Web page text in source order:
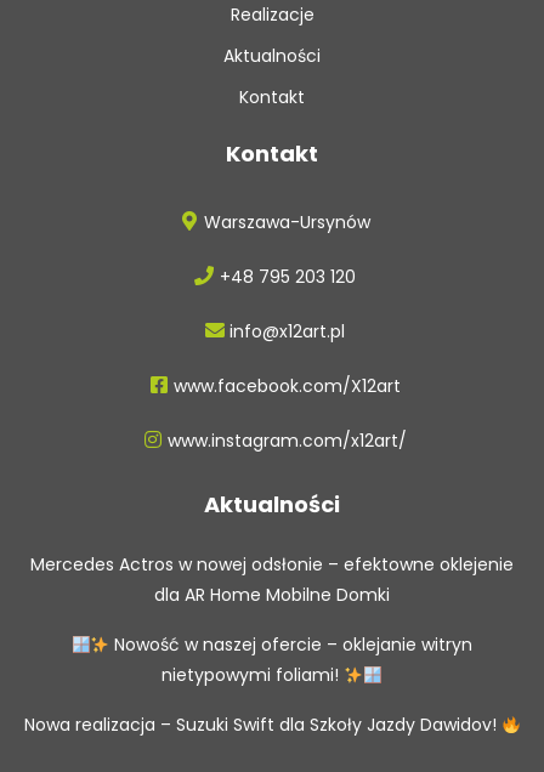
Realizacje
Aktualności
Kontakt
Kontakt
Warszawa-Ursynów
+48 795 203 120
info@x12art.pl
www.facebook.com/X12art
www.instagram.com/x12art/
Aktualności
Mercedes Actros w nowej odsłonie – efektowne oklejenie
dla AR Home Mobilne Domki
Nowość w naszej ofercie – oklejanie witryn
nietypowymi foliami!
Nowa realizacja – Suzuki Swift dla Szkoły Jazdy Dawidov!